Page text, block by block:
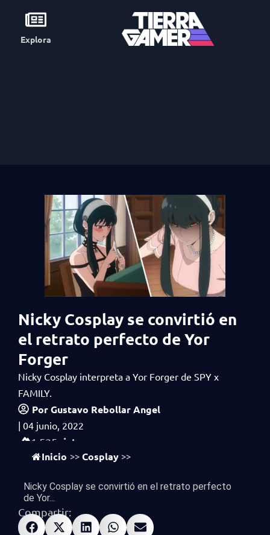
Explora
Nicky Cosplay se convirtió en
el retrato perfecto de Yor
Forger
Nicky Cosplay interpreta a Yor Forger de SPY x
FAMILY.
PorGustavo Rebollar Angel
| 04 junio, 2022
1,525 vistas
Inicio >> Cosplay >>
Nicky Cosplay se convirtió en el retrato perfecto
de Yor...
Compartir: